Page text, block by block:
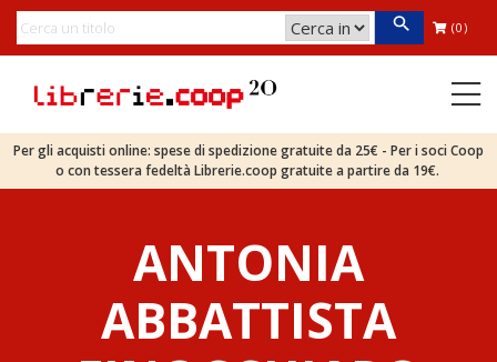
(0)
Per gli acquisti online: spese di spedizione gratuite da 25€ - Per i soci Coop
o con tessera fedeltà Librerie.coop gratuite a partire da 19€.
ANTONIA
ABBATTISTA